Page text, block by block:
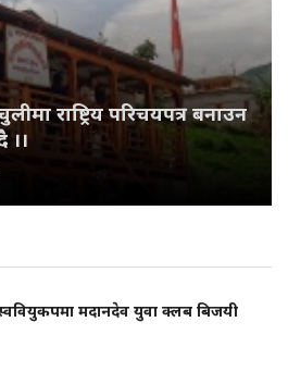
राष्ट्रिय परिचयपत्र बनाउन
।।
मदानदेव युवा क्लब बिजयी